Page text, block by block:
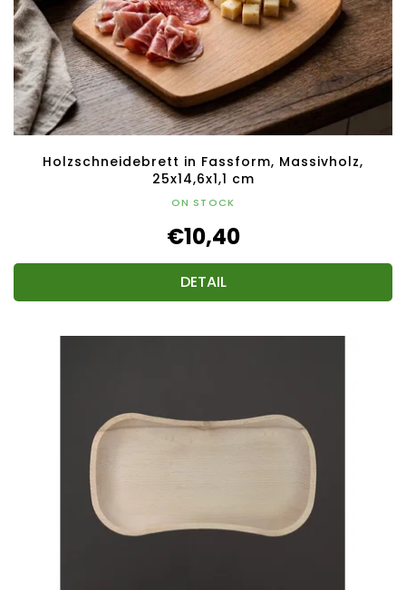
Holzschneidebrett in Fassform, Massivholz,
25x14,6x1,1 cm
ON STOCK
€10,40
DETAIL